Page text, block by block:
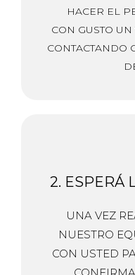
HACER EL
CON GUSTO
CONTACTANDO
2. ESPERÁ
UNA VEZ
NUESTRO
CON USTED